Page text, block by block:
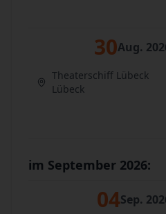
30Aug.
Theaterschiff Lübeck
Lübeck
im September 2026:
04Sep.